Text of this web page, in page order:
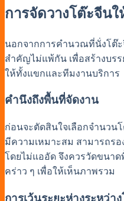
การจัดวางโต๊ะจีนใ
นอกจากการคำนวณที่นั่งโต๊
สำคัญไม่แพ้กัน เพื่อสร้างบร
ให้ทั้งแขกและทีมงานบริการ
คำนึงถึงพื้นที่จัดงาน
ก่อนจะตัดสินใจเลือกจำนวน
มีความเหมาะสม สามารถร
โดยไม่แออัด จึงควรวัดขนา
คร่าว ๆ เพื่อให้เห็นภาพรวม
การเว้นระยะห่างระหว่าง